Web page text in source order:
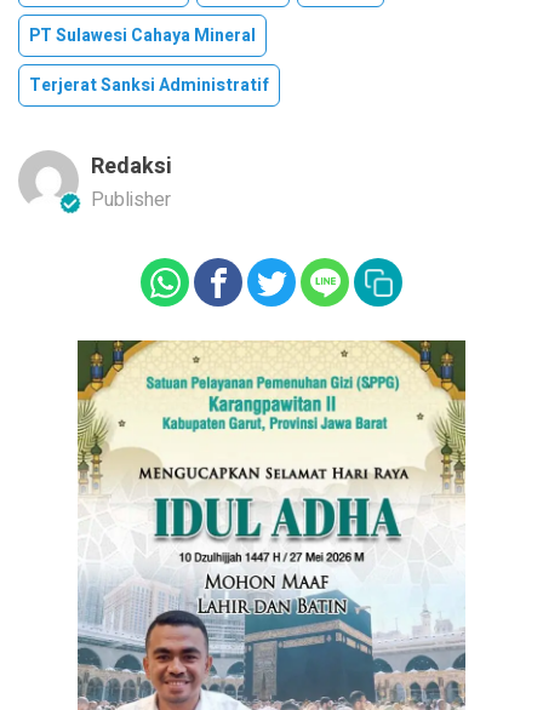
PT Sulawesi Cahaya Mineral
Terjerat Sanksi Administratif
Redaksi
Publisher